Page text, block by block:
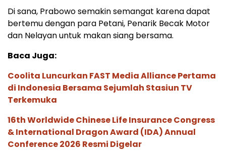
Di sana, Prabowo semakin semangat karena dapat
bertemu dengan para Petani, Penarik Becak Motor
dan Nelayan untuk makan siang bersama.
Baca Juga:
Coolita Luncurkan FAST Media Alliance Pertama
di Indonesia Bersama Sejumlah Stasiun TV
Terkemuka
16th Worldwide Chinese Life Insurance Congress
& International Dragon Award (IDA) Annual
Conference 2026 Resmi Digelar